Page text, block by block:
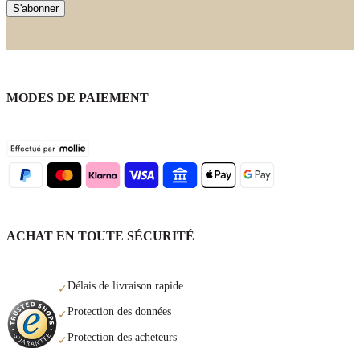
S'abonner
MODES DE PAIEMENT
ACHAT EN TOUTE SÉCURITÉ
✓Délais de livraison rapide
✓Protection des données
✓Protection des acheteurs